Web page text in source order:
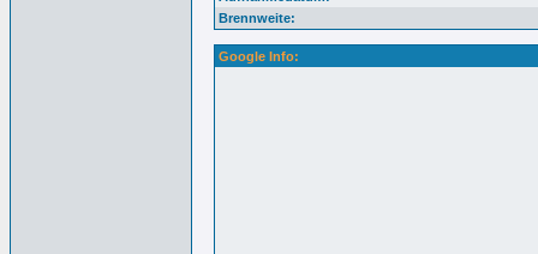
Brennweite:
Google Info: